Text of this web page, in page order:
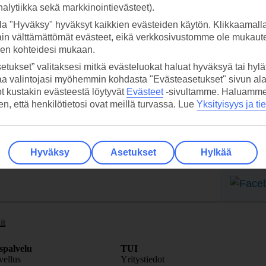
TUI-sovellus nyt!
Lataa sovellus kätevästi lukemalla
QR-koodi puhelimesi kameralla.
TUI
Yritystiedot
sekä markkinointievästeet).
"Hyväksy" hyväksyt kaikkien evästeiden käytön.
välttämättömät evästeet, eikä verkkosivustomme ole
kohteidesi mukaan.
valitaksesi mitkä evästeluokat haluat hyväksyä tai
valintojasi myöhemmin kohdasta "Evästeasetukset" sivun
kustakin evästeestä löytyvät Evästeet-sivultamme.
että henkilötietosi ovat meillä turvassa. Lue Yksityisyys ja
Hyväksy Asetukset Hylkää